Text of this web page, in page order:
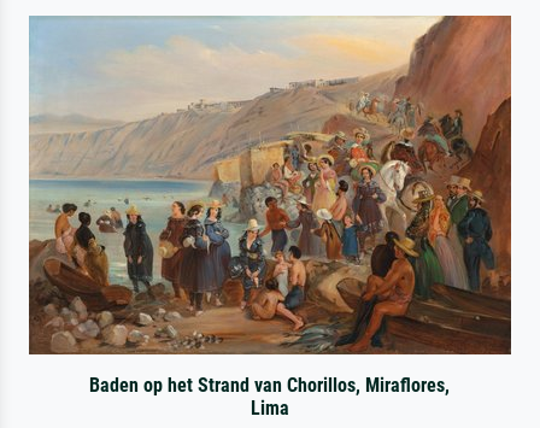
Baden op het Strand van Chorillos, Miraflores,
Lima